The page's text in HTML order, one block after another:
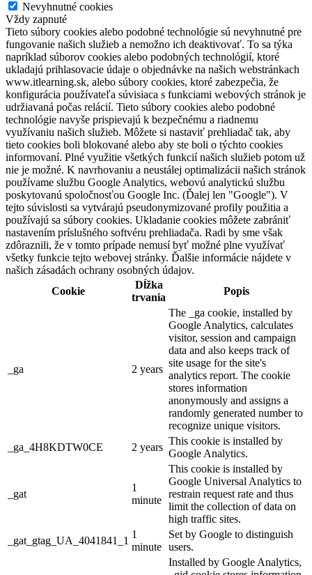
Nevyhnutné cookies
Vždy zapnuté
Tieto súbory cookies alebo podobné technológie sú nevyhnutné pre
fungovanie našich služieb a nemožno ich deaktivovať. To sa týka
napríklad súborov cookies alebo podobných technológií, ktoré
ukladajú prihlasovacie údaje o objednávke na našich webstránkach
www.itlearning.sk, alebo súbory cookies, ktoré zabezpečia, že
konfigurácia používateľa súvisiaca s funkciami webových stránok je
udržiavaná počas relácií. Tieto súbory cookies alebo podobné
technológie navyše prispievajú k bezpečnému a riadnemu
využívaniu našich služieb. Môžete si nastaviť prehliadač tak, aby
tieto cookies boli blokované alebo aby ste boli o týchto cookies
informovaní. Plné využitie všetkých funkcií našich služieb potom už
nie je možné. K navrhovaniu a neustálej optimalizácii našich stránok
používame službu Google Analytics, webovú analytickú službu
poskytovanú spoločnosťou Google Inc. (Ďalej len "Google"). V
tejto súvislosti sa vytvárajú pseudonymizované profily použitia a
používajú sa súbory cookies. Ukladanie cookies môžete zabrániť
nastavením príslušného softvéru prehliadača. Radi by sme však
zdôraznili, že v tomto prípade nemusí byť možné plne využívať
všetky funkcie tejto webovej stránky. Ďalšie informácie nájdete v
našich zásadách ochrany osobných údajov.
Cookie
Dĺžka
trvania
Popis
_ga 2 years
The _ga cookie, installed by
Google Analytics, calculates
visitor, session and campaign
data and also keeps track of
site usage for the site's
analytics report. The cookie
stores information
anonymously and assigns a
randomly generated number to
recognize unique visitors.
_ga_4H8KDTW0CE
2 years
This cookie is installed by
Google Analytics.
_gat
1
minute
This cookie is installed by
Google Universal Analytics to
restrain request rate and thus
limit the collection of data on
high traffic sites.
_gat_gtag_UA_4041841_1
1
minute
Set by Google to distinguish
users.
Installed by Google Analytics,